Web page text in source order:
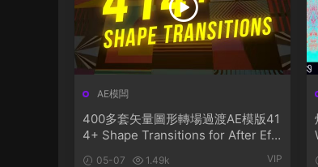
AE模闆
400多套矢量圖形轉場過渡AE模版41
4+ Shape Transitions for After Eff
05-07 1.49k VIP